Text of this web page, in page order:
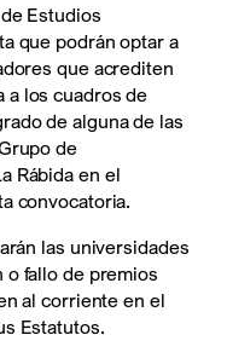
Estudios
que podrán optar a
que acrediten
a los cuadros de
de alguna de las
de
Rábida en el
convocatoria.
las universidades
fallo de premios
al corriente en el
Estatutos.